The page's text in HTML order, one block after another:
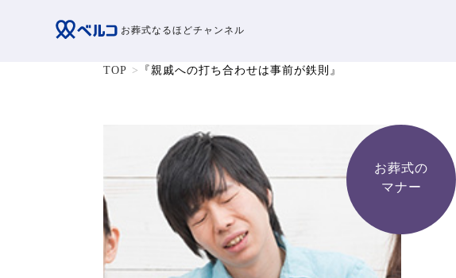
お葬式なるほどチャンネル
TOP 『親戚への打ち合わせは事前が鉄則』
お葬式の
マナー